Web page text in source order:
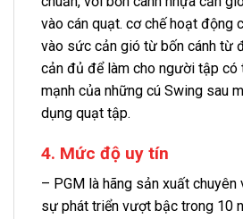
vào cán quạt. cơ chế hoạt động
vào sức cản gió từ bốn cánh từ
cản đủ để làm cho người tập có
mạnh của những cú Swing sau
dụng quạt tập.
4. Mức độ uy tín
– PGM là hãng sản xuất
sự phát triển vượt bậc trong 10